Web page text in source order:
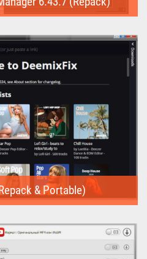
для...
& Portable)